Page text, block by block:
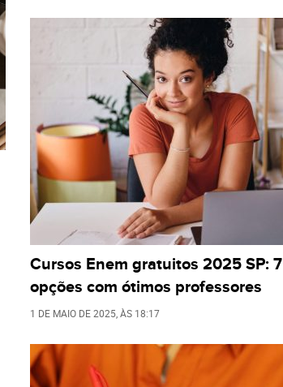
Cursos Enem gratuitos 2025 SP: 7
opções com ótimos professores
1 DE MAIO DE 2025 , ÀS 18:17